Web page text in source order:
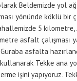
Beldemizde yol
yönünde köklü bir
5 kilometre,
asfalt çalışması
Guraba asfalta
Tekke ana
işini yapıyoruz.